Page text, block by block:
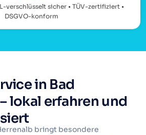
verschlüsselt sicher • TÜV-zertifiziert •
DSGVO-konform
in Bad
lokal erfahren und
bringt besondere